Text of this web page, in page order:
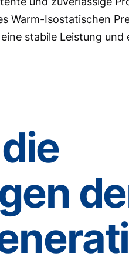
Warm-Isostatischen
stabile Leistung